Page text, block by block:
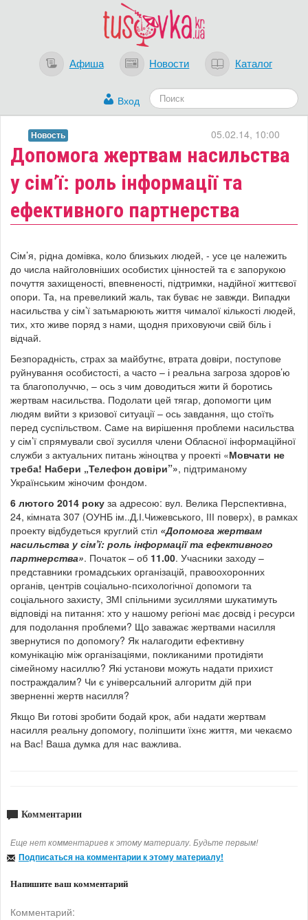
Афиша Новости Каталог
Вход
Допомога жертвам насильства
у сім’ї: роль інформації та
ефективного партнерства
05.02.14, 10:00
Новость
Сім’я, рідна домівка, коло близьких людей, - усе це належить
до числа найголовніших особистих цінностей та є запорукою
почуття захищеності, впевненості, підтримки, надійної життєвої
опори. Та, на превеликий жаль, так буває не завжди. Випадки
насильства у сім’ї затьмарюють життя чималої кількості людей,
тих, хто живе поряд з нами, щодня приховуючи свій біль і
відчай.
Безпорадність, страх за майбутнє, втрата довіри, поступове
руйнування особистості, а часто – і реальна загроза здоров’ю
та благополуччю, – ось з чим доводиться жити й боротись
жертвам насильства. Подолати цей тягар, допомогти цим
людям вийти з кризової ситуації – ось завдання, що стоїть
перед суспільством. Саме на вирішення проблеми насильства
у сім’ї спрямували свої зусилля члени Обласної інформаційної
служби з актуальних питань жіноцтва у проекті «Мовчати не
треба! Набери „Телефон довіри”», підтриманому
Українським жіночим фондом.
6 лютого 2014 року за адресою: вул. Велика Перспективна,
24, кімната 307 (ОУНБ ім..Д.І.Чижевського, ІІІ поверх), в рамках
проекту відбудеться круглий стіл «Допомога жертвам
насильства у сім’ї: роль інформації та ефективного
партнерства». Початок – об 11.00. Учасники заходу –
представники громадських організацій, правоохоронних
органів, центрів соціально-психологічної допомоги та
соціального захисту, ЗМІ спільними зусиллями шукатимуть
відповіді на питання: хто у нашому регіоні має досвід і ресурси
для подолання проблеми? Що заважає жертвами насилля
звернутися по допомогу? Як налагодити ефективну
комунікацію між організаціями, покликаними протидіяти
сімейному насиллю? Які установи можуть надати прихист
постраждалим? Чи є універсальний алгоритм дій при
зверненні жертв насилля?
Якщо Ви готові зробити бодай крок, аби надати жертвам
насилля реальну допомогу, поліпшити їхнє життя, ми чекаємо
на Вас! Ваша думка для нас важлива.
Комментарии
Еще нет комментариев к этому материалу. Будьте первым!
Подписаться на комментарии к этому материалу!
Напишите ваш комментарий
Комментарий: